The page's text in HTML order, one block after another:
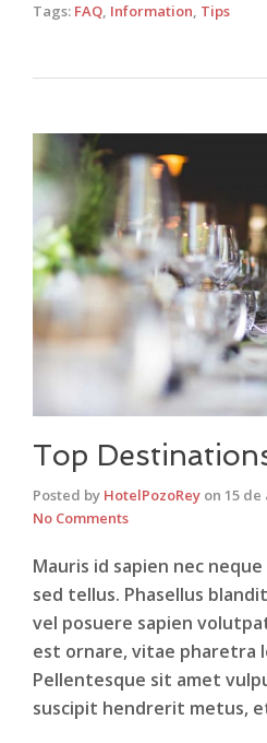
Tags: FAQ, Information, Tips
Top
Posted by HotelPozoRey on 15 de
No Comments
Mauris id sapien nec
sed tellus. Phasellus
vel posuere sapien
est ornare, vitae pharetra
Pellentesque sit amet
suscipit hendrerit metus,